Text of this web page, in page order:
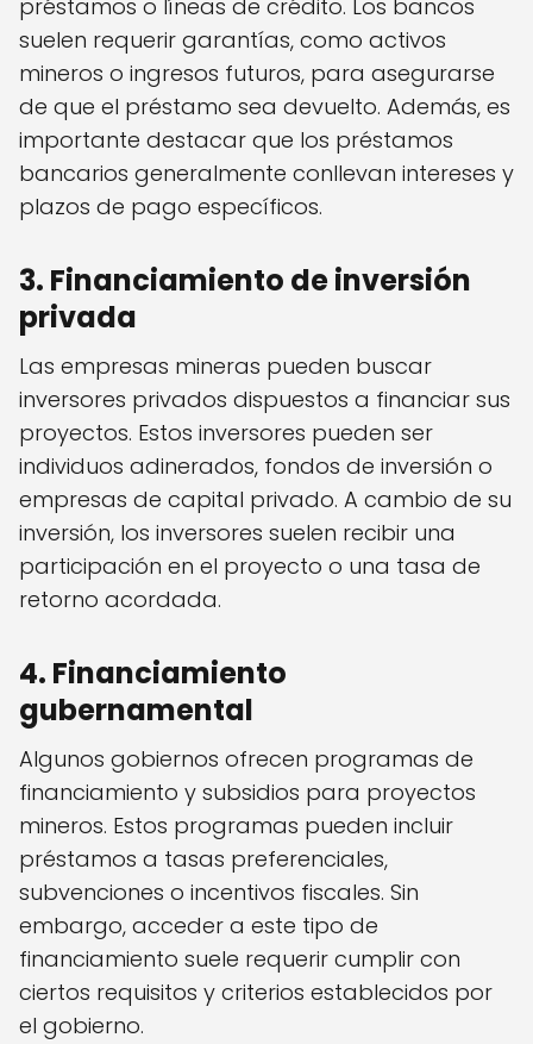
préstamos o líneas de crédito. Los bancos
suelen requerir garantías, como activos
mineros o ingresos futuros, para asegurarse
de que el préstamo sea devuelto. Además, es
importante destacar que los préstamos
bancarios generalmente conllevan intereses y
plazos de pago específicos.
3. Financiamiento de inversión
privada
Las empresas mineras pueden buscar
inversores privados dispuestos a financiar sus
proyectos. Estos inversores pueden ser
individuos adinerados, fondos de inversión o
empresas de capital privado. A cambio de su
inversión, los inversores suelen recibir una
participación en el proyecto o una tasa de
retorno acordada.
4. Financiamiento
gubernamental
Algunos gobiernos ofrecen programas de
financiamiento y subsidios para proyectos
mineros. Estos programas pueden incluir
préstamos a tasas preferenciales,
subvenciones o incentivos fiscales. Sin
embargo, acceder a este tipo de
financiamiento suele requerir cumplir con
ciertos requisitos y criterios establecidos por
el gobierno.